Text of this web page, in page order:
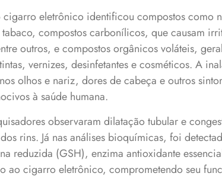
eletrônico identificou compostos como
compostos carbonílicos, que causam
outros, e compostos orgânicos voláteis,
vernizes, desinfetantes e cosméticos. A
olhos e nariz, dores de cabeça e outros
à saúde humana.
observaram dilatação tubular e
rins. Já nas análises bioquímicas, foi
reduzida (GSH), enzima antioxidante
ao cigarro eletrônico, comprometendo seu